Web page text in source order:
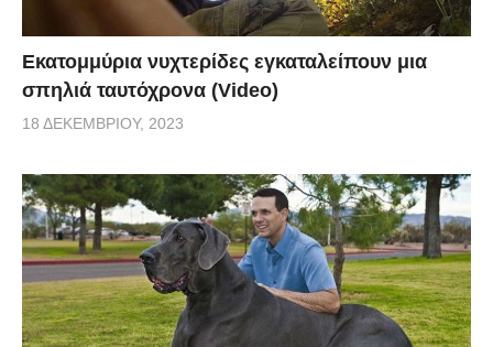
Εκατομμύρια νυχτερίδες εγκαταλείπουν μια
σπηλιά ταυτόχρονα (Video)
18 ΔΕΚΕΜΒΡΊΟΥ, 2023